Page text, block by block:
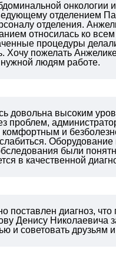
онкологии
отделением
отделения.
относилась ко
процедуры
Хочу пожелать
нужной людям работе.
довольна высоким
проблем,
комфортным и
Оборудование
были
в качественной
поставлен диагноз,
Денису Николаевича
и советовать друзьям